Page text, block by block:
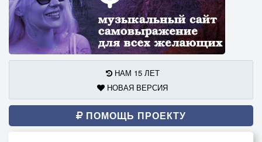
НАМ 15 ЛЕТ
НОВАЯ ВЕРСИЯ
ПОМОЩЬ ПРОЕКТУ